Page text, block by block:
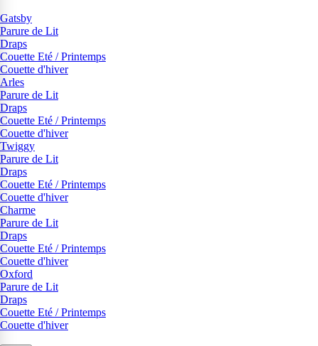
Gatsby
Parure de Lit
Draps
Couette Eté / Printemps
Couette d'hiver
Arles
Parure de Lit
Draps
Couette Eté / Printemps
Couette d'hiver
Twiggy
Parure de Lit
Draps
Couette Eté / Printemps
Couette d'hiver
Charme
Parure de Lit
Draps
Couette Eté / Printemps
Couette d'hiver
Oxford
Parure de Lit
Draps
Couette Eté / Printemps
Couette d'hiver